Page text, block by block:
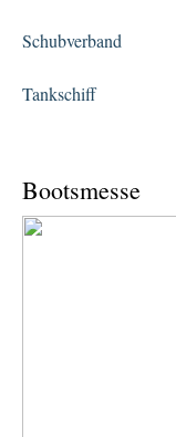
Schubverband
Tankschiff
Bootsmesse